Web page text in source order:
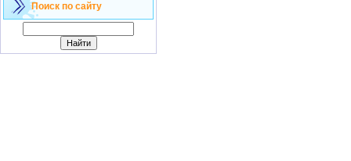
Поиск по сайту